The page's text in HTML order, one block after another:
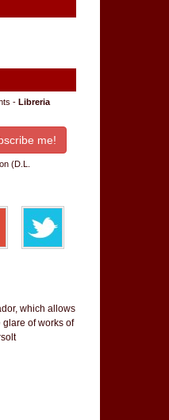
- Libreria
(D.L.
which allows
glare of works of